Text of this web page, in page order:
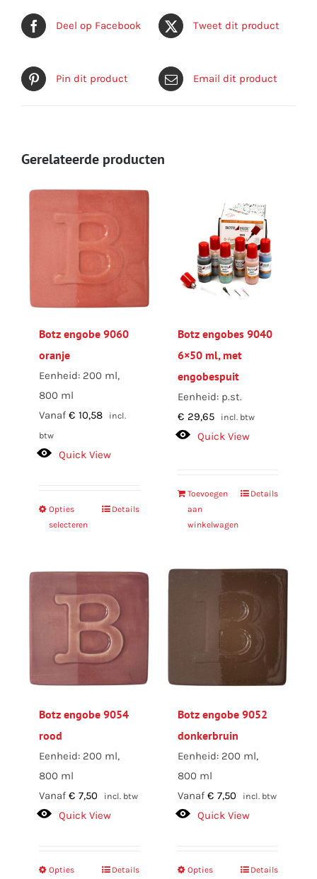
Deel op Facebook Tweet dit product
Pin dit product Email dit product
Gerelateerde producten
Botz engobe 9060
oranje
Eenheid: 200 ml,
800 ml
Vanaf € 10,58
incl.
btw
Quick View
Opties
selecterenproduct
meerdere
Deze
optie
kan
gekozen
worden
op
Details
Botz engobes 9040
6×50 ml, met
engobespuit
Eenheid: p.st.
€ 29,65 incl. btw
Quick View
Toevoegen
aan
winkelwagen
Details
Botz engobe 9054
rood
Eenheid: 200 ml,
800 ml
Vanaf € 7,50 incl. btw
Quick View
Opties
Details
Botz engobe 9052
donkerbruin
Eenheid: 200 ml,
800 ml
Vanaf€ 7,50 incl. btw
Quick View
Opties
Details